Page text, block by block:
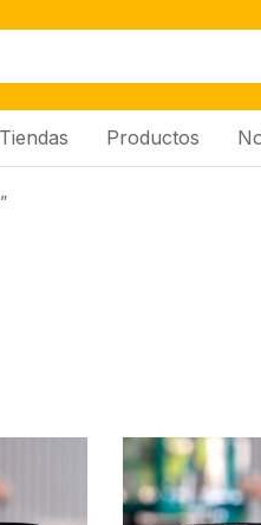
Tiendas Productos